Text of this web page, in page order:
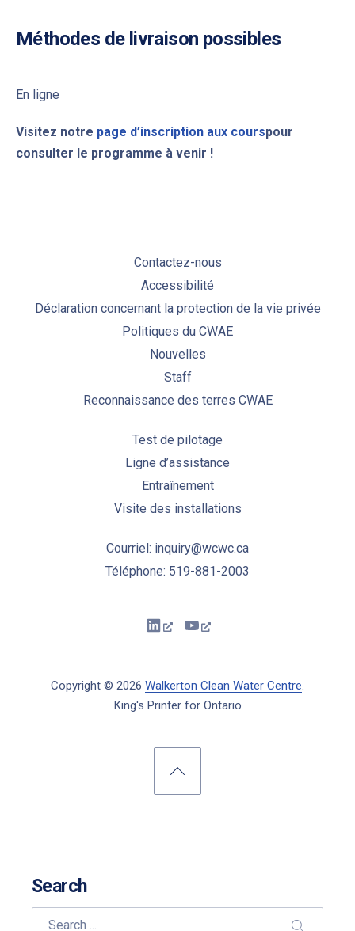
Méthodes de livraison possibles
En ligne
Visitez notre page d’inscription aux courspour
consulter le programme à venir !
Contactez-nous
Accessibilité
Déclaration concernant la protection de la vie privée
Politiques du CWAE
Nouvelles
Staff
Reconnaissance des terres CWAE
Test de pilotage
Ligne d’assistance
Entraînement
Visite des installations
Courriel: inquiry@wcwc.ca
Téléphone: 519-881-2003
Copyright © 2026 Walkerton Clean Water Centre.
King's Printer for Ontario
New WindowNew Window
Search
Search